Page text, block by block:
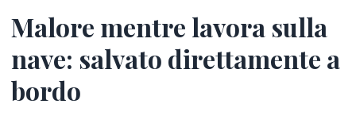
Malore mentre lavora sulla
nave: salvato direttamente a
bordo